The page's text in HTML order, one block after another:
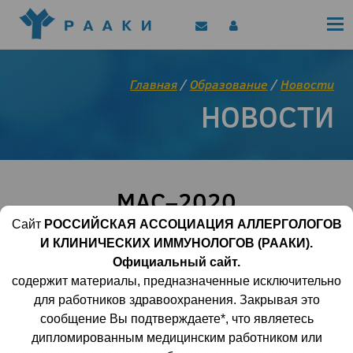
Клинические рекомендации
Позиционные документы
EAACI/РААКИ (статьи)
Цифровой канал
Главная/Образование /Новости
НОВОСТИ
МАС–2020
27 января 2020 | 12:14:16 3669 0
Дорогие Друзья, Коллеги, приглашаем Вас
принять участие в Первом конгрессе по
молекулярной
Сайт РОССИЙСКАЯ АССОЦИАЦИЯ АЛЛЕРГОЛОГОВ
И КЛИНИЧЕСКИХ ИММУНОЛОГОВ (РААКИ).
Официальный сайт.
содержит материалы, предназначенные исключительно
для работников здравоохранения. Закрывая это
сообщение Вы подтверждаете*, что являетесь
дипломированным медицинским работником или